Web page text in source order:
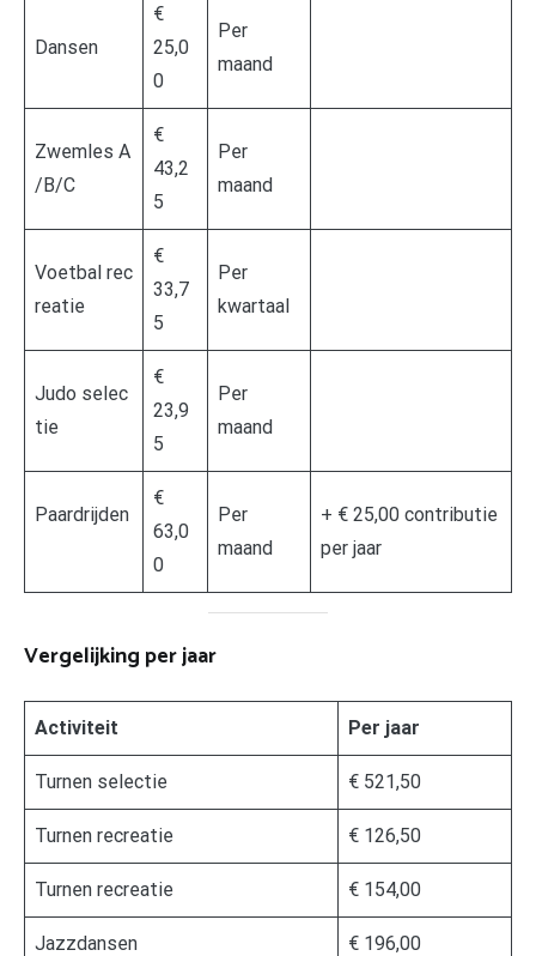
Dansen
€
25,0
0
Per
maand
Zwemles A
/B/C
€
43,2
5
Per
maand
Voetbal rec
reatie
€
33,7
5
Per
kwartaal
Judo selec
tie
€
23,9
5
Per
maand
Paardrijden
€
63,0
0
Per
maand
+ € 25,00 contributie
per jaar
Vergelijking per jaar
Activiteit Per jaar
Turnen selectie € 521,50
Turnen recreatie € 126,50
Turnen recreatie € 154,00
Jazzdansen € 196,00